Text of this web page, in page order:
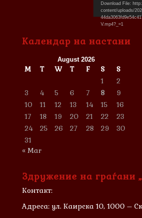
Download File:
content/uploads/
V.mp4?_=1
Календар на настани
August 2026
M T W T F S
S
1
2
3
4 5 6 7 8
9
10
11 12 13 14 15
16
17
18 19 20 21 22
23
24
25 26 27 28 29
30
31
« Mar
Здружение на граѓани
Контакт:
Адреса: ул. Каирска 10, 1000 –